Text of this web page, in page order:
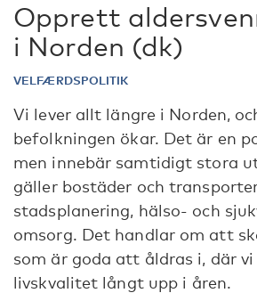
Opprett
i Norden (dk)
VELFÆRDSPOLITIK
Vi lever allt längre i Norden,
befolkningen ökar. Det är en
men innebär samtidigt stora
gäller bostäder och
stadsplanering, hälso- och
omsorg. Det handlar om att
som är goda att åldras i, där vi
livskvalitet långt upp i åren.